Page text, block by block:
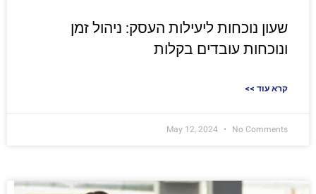
שעון נוכחות ליעילות העסק: ניהול זמן
ונוכחות עובדים בקלות
<< קרא עוד
May 12, 2024 No Comments